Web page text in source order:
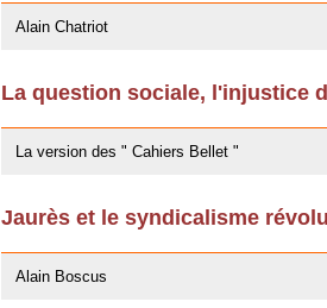
Alain Chatriot
La question sociale, l'injustice
La version des " Cahiers Bellet "
Jaurès et le syndicalisme
Alain Boscus